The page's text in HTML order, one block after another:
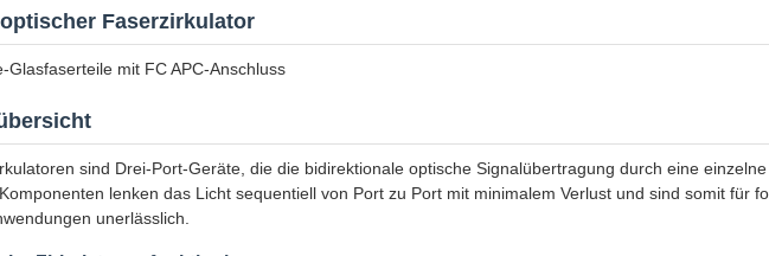
Faserzirkulator
Glasfaserteile mit FC APC-Anschluss
sind Drei-Port-Geräte, die die bidirektionale optische Signalübertragung durch eine
lenken das Licht sequentiell von Port zu Port mit minimalem Verlust und sind somit für
unerlässlich.